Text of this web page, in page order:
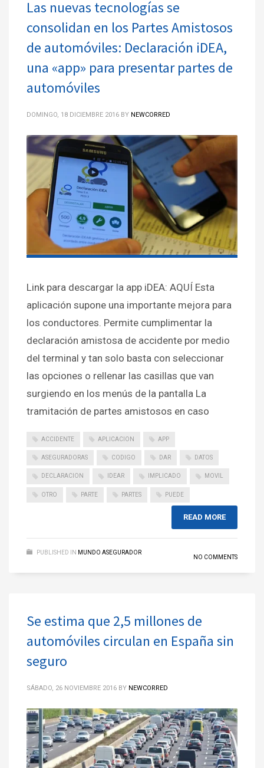
Las nuevas tecnologías se
consolidan en los Partes Amistosos
de automóviles: Declaración iDEA,
una «app» para presentar partes de
automóviles
DOMINGO, 18 DICIEMBRE 2016 BY NEWCORRED
Link para descargar la app iDEA: AQUÍ Esta
aplicación supone una importante mejora para
los conductores. Permite cumplimentar la
declaración amistosa de accidente por medio
del terminal y tan solo basta con seleccionar
las opciones o rellenar las casillas que van
surgiendo en los menús de la pantalla La
tramitación de partes amistosos en caso
ACCIDENTE APLICACION APP
ASEGURADORAS CODIGO DAR DATOS
DECLARACION IDEAR IMPLICADO MOVIL
OTRO PARTE PARTES PUEDE
READ MORE
PUBLISHED IN MUNDO ASEGURADOR
NO COMMENTS
Se estima que 2,5 millones de
automóviles circulan en España sin
seguro
SÁBADO, 26 NOVIEMBRE 2016 BY NEWCORRED